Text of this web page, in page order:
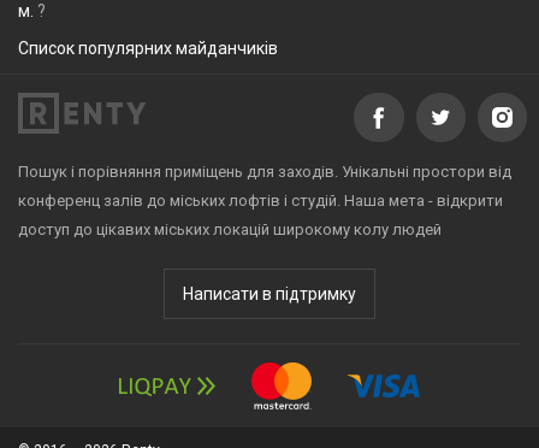
м. ?
Список популярних майданчиків
Пошук і порівняння приміщень для заходів. Унікальні простори від
конференц залів до міських лофтів і студій. Наша мета - відкрити
доступ до цікавих міських локацій широкому колу людей
Написати в підтримку